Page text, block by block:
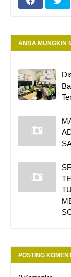
ANDA MUNGKIN
POSTING